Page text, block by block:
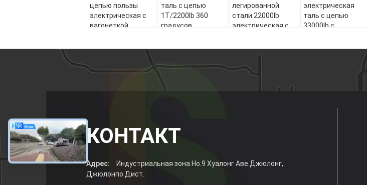
цепью пользы
электрическая с
вагонеткой
таль с цепью
1T/2200lb 360
градусов
легированной
стали 22000lb
электрическая с
электрическая
таль с цепью
33000lb с
КОНТАКТ
Адрес:
Индустриальная зона Но.9 Хуалонг Аве.Джюлонг,
Джюлонпо Дист.